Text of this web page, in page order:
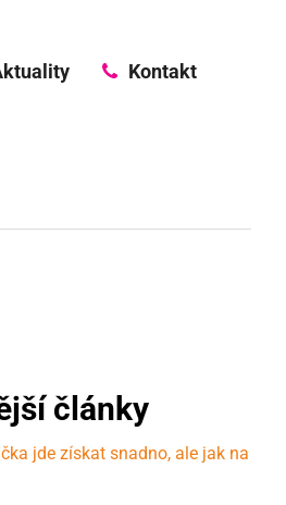
Kontakt
články
jde získat snadno, ale jak na